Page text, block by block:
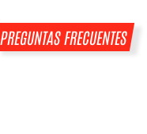
PREGUNTAS FRECUENTES